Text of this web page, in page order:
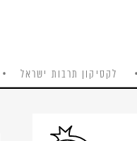
לקסיקון תרבות ישראל